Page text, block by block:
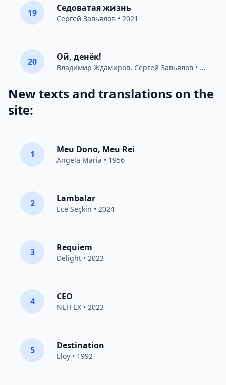
19 Седоватая жизнь
Сергей Завьялов • 2021
20 Ой, денёк!
Владимир Ждамиров, Сергей Завьялов • 2022
New texts and translations on the
site:
1 Meu Dono, Meu Rei
Angela Maria • 1956
2 Lambalar
Ece Seçkin • 2024
3 Requiem
Delight • 2023
4 CEO
NEFFEX • 2023
5 Destination
Eloy • 1992